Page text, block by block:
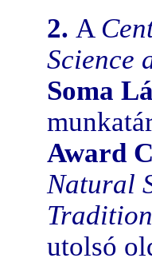
2. A
Science
Soma
Award
Natural
Tradition
utolsó